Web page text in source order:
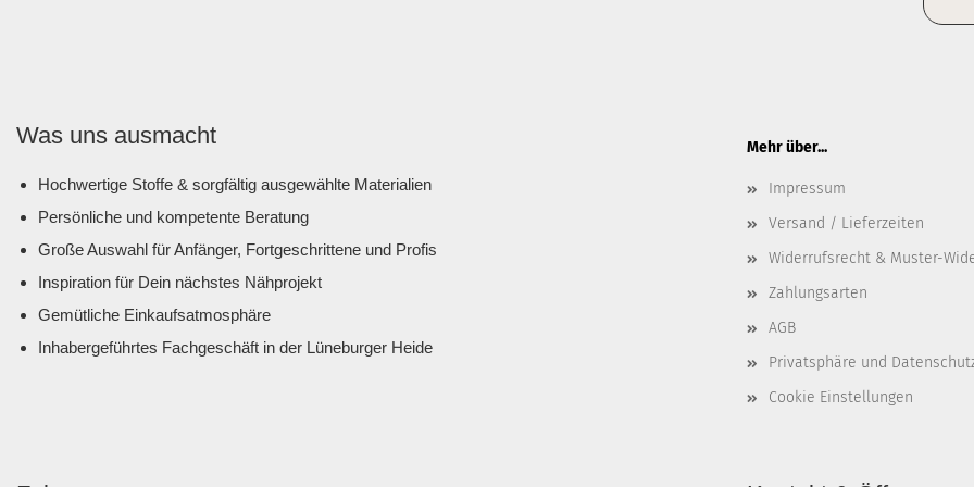
Was uns ausmacht
Hochwertige Stoffe & sorgfältig ausgewählte Materialien
Persönliche und kompetente Beratung
Große Auswahl für Anfänger, Fortgeschrittene und Profis
Inspiration für Dein nächstes Nähprojekt
Gemütliche Einkaufsatmosphäre
Inhabergeführtes Fachgeschäft in der Lüneburger Heide
Mehr über...
Impressum
Versand / Lieferzeiten
Widerrufsrecht & Muster-
Zahlungsarten
AGB
Privatsphäre und
Cookie Einstellungen